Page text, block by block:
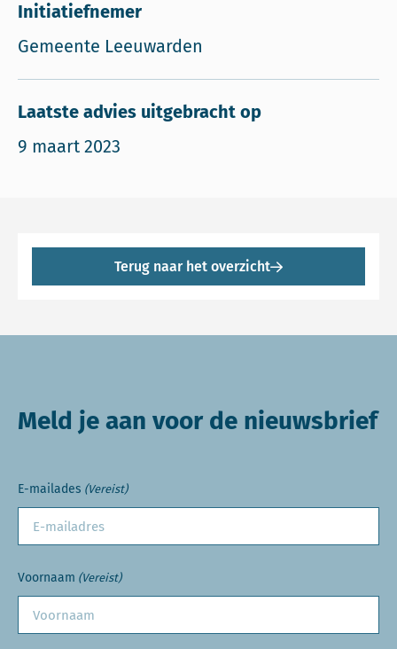
Initiatiefnemer
Gemeente Leeuwarden
Laatste advies uitgebracht op
9 maart 2023
Terug naar het overzicht
Meld je aan voor de nieuwsbrief
E-mailades (Vereist)
Voornaam (Vereist)